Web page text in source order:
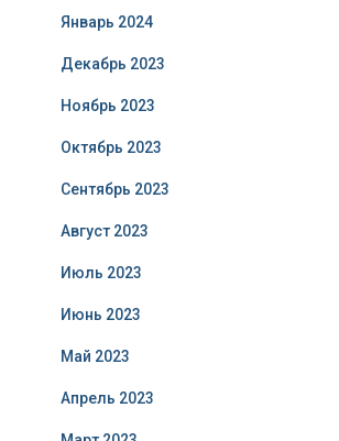
Январь 2024
Декабрь 2023
Ноябрь 2023
Октябрь 2023
Сентябрь 2023
Август 2023
Июль 2023
Июнь 2023
Май 2023
Апрель 2023